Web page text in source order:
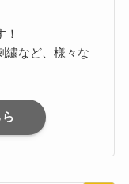
繍など、様々な